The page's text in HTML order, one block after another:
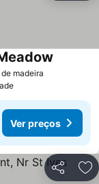
madeira
Ver preços
Partilhar